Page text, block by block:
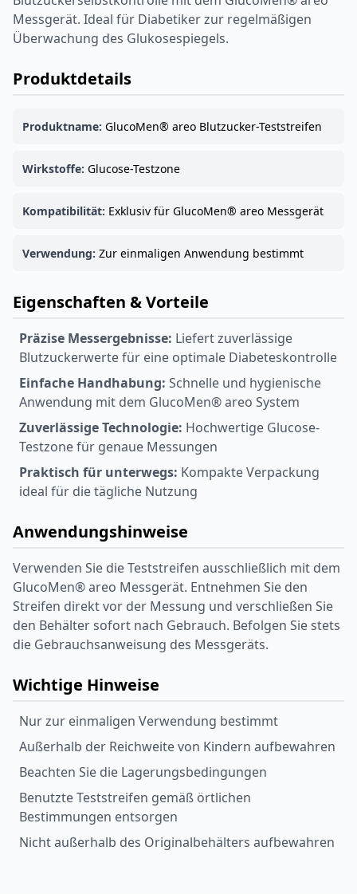
Messgerät. Ideal für Diabetiker zur regelmäßigen
Überwachung des Glukosespiegels.
Produktdetails
Produktname: GlucoMen® areo Blutzucker-Teststreifen
Wirkstoffe: Glucose-Testzone
Kompatibilität: Exklusiv für GlucoMen® areo Messgerät
Verwendung: Zur einmaligen Anwendung bestimmt
Eigenschaften & Vorteile
Präzise Messergebnisse: Liefert zuverlässige
Blutzuckerwerte für eine optimale Diabeteskontrolle
Einfache Handhabung: Schnelle und hygienische
Anwendung mit dem GlucoMen® areo System
Zuverlässige Technologie: Hochwertige Glucose-
Testzone für genaue Messungen
Praktisch für unterwegs: Kompakte Verpackung
ideal für die tägliche Nutzung
Anwendungshinweise
Verwenden Sie die Teststreifen ausschließlich mit dem
GlucoMen® areo Messgerät. Entnehmen Sie den
Streifen direkt vor der Messung und verschließen Sie
den Behälter sofort nach Gebrauch. Befolgen Sie stets
die Gebrauchsanweisung des Messgeräts.
Wichtige Hinweise
Nur zur einmaligen Verwendung bestimmt
Außerhalb der Reichweite von Kindern aufbewahren
Beachten Sie die Lagerungsbedingungen
Benutzte Teststreifen gemäß örtlichen
Bestimmungen entsorgen
Nicht außerhalb des Originalbehälters aufbewahren